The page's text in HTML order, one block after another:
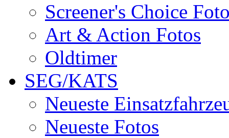
Screener's Choice
Art & Action Fotos
Oldtimer
SEG/KATS
Neueste
Neueste Fotos